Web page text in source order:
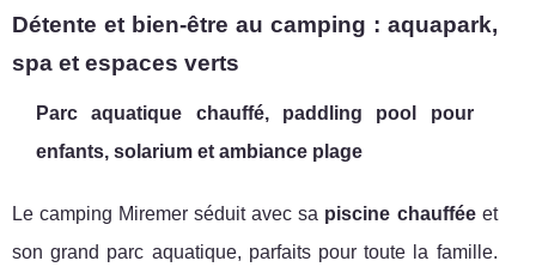
Détente et bien-être au camping : aquapark,
spa et espaces verts
Parc aquatique chauffé, paddling pool pour
enfants, solarium et ambiance plage
Le camping Miremer séduit avec sa piscine chaufféeet
son grand parc aquatique, parfaits pour toute la famille.